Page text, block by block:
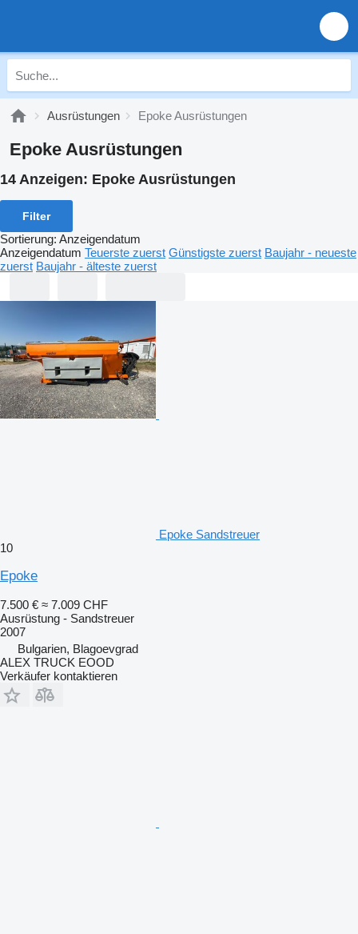
Ausrüstungen Epoke Ausrüstungen
Epoke Ausrüstungen
14 Anzeigen: Epoke Ausrüstungen
Filter
Sortierung: Anzeigendatum
Anzeigendatum Teuerste zuerst Günstigste zuerst Baujahr - neueste
zuerst Baujahr - älteste zuerst
Epoke Sandstreuer
10
Epoke
7.500 € ≈ 7.009 CHF
Ausrüstung - Sandstreuer
2007
Bulgarien, Blagoevgrad
ALEX TRUCK EOOD
Verkäufer kontaktieren